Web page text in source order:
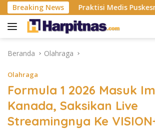
Langsung
ke
konten
Breaking News
ISP Praktisi Medis Puskesmas
Beranda Olahraga
Olahraga
Formula 1 2026 Masuk
Kanada, Saksikan Live
Streamingnya Ke